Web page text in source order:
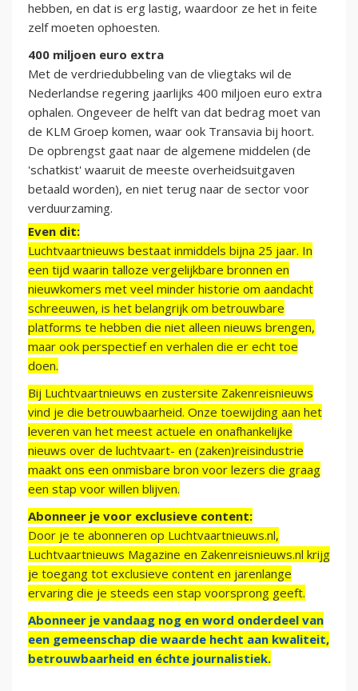
hebben, en dat is erg lastig, waardoor ze het in feite
zelf moeten ophoesten.
400 miljoen euro extra
Met de verdriedubbeling van de vliegtaks wil de
Nederlandse regering jaarlijks 400 miljoen euro extra
ophalen. Ongeveer de helft van dat bedrag moet van
de KLM Groep komen, waar ook Transavia bij hoort.
De opbrengst gaat naar de algemene middelen (de
'schatkist' waaruit de meeste overheidsuitgaven
betaald worden), en niet terug naar de sector voor
verduurzaming.
Even dit:
Luchtvaartnieuws bestaat inmiddels bijna 25 jaar. In
een tijd waarin talloze vergelijkbare bronnen en
nieuwkomers met veel minder historie om aandacht
schreeuwen, is het belangrijk om betrouwbare
platforms te hebben die niet alleen nieuws brengen,
maar ook perspectief en verhalen die er echt toe
doen.
Bij Luchtvaartnieuws en zustersite Zakenreisnieuws
vind je die betrouwbaarheid. Onze toewijding aan het
leveren van het meest actuele en onafhankelijke
nieuws over de luchtvaart- en (zaken)reisindustrie
maakt ons een onmisbare bron voor lezers die graag
een stap voor willen blijven.
Abonneer je voor exclusieve content:
Door je te abonneren op Luchtvaartnieuws.nl,
Luchtvaartnieuws Magazine en Zakenreisnieuws.nl krijg
je toegang tot exclusieve content en jarenlange
ervaring die je steeds een stap voorsprong geeft.
Abonneer je vandaag nog en word onderdeel van
een gemeenschap die waarde hecht aan kwaliteit,
betrouwbaarheid en échte journalistiek.